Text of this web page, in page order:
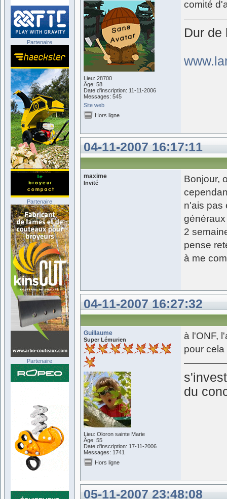
Lieu: 28700
Âge: 58
Date d'inscription: 11-11-2006
Messages: 545
Site web
comité
Dur de
Hors ligne
04-11-2007 16:17:11
maxime
Invité
Bonjour,
n'ais pas
2
pense
à me
04-11-2007 16:27:32
Guillaume
Super Lémurien
Lieu: Oloron sainte Marie
Âge: 55
Date d'inscription: 17-11-2006
Messages: 1741
à l'ONF,
pour
du
Hors ligne
05-11-2007 23:48:08
Partenaire
Partenaire
Partenaire